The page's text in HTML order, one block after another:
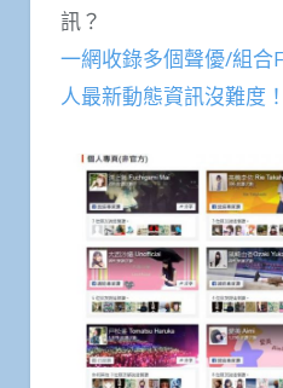
訊？
一網收錄多個聲優/組
人最新動態資訊沒難度！